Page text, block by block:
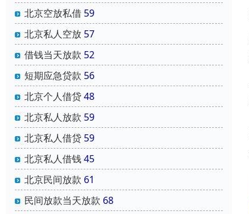
北京空放私借 59
北京私人空放 57
借钱当天放款 52
短期应急贷款 56
北京个人借贷48
北京私人放款 59
北京私人借贷 59
北京私人借钱45
北京民间放款 61
民间放款当天放款 68